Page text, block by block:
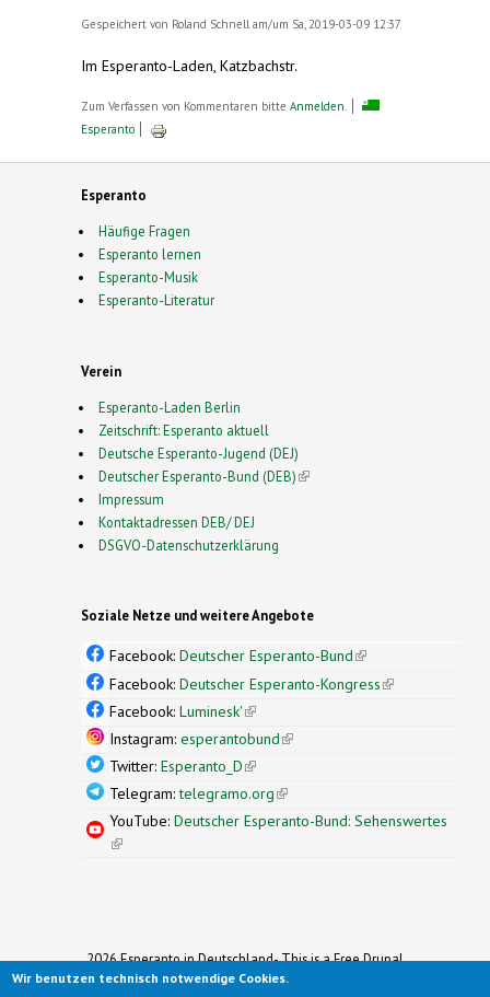
Gespeichert von Roland Schnell am/um Sa, 2019-03-09 12:37
Im Esperanto-Laden, Katzbachstr.
Zum Verfassen von Kommentaren bitte Anmelden.
Esperanto
Esperanto
Häufige Fragen
Esperanto lernen
Esperanto-Musik
Esperanto-Literatur
Verein
Esperanto-Laden Berlin
Zeitschrift: Esperanto aktuell
Deutsche Esperanto-Jugend (DEJ)
Deutscher Esperanto-Bund (DEB)(link is external)
Impressum
Kontaktadressen DEB/ DEJ
DSGVO-Datenschutzerklärung
Soziale Netze und weitere Angebote
Facebook: Deutscher Esperanto-Bund(link is
external)
Facebook: Deutscher Esperanto-Kongress(link is
Facebook: Luminesk'(link is external)
Instagram: esperantobund(link is external)
Twitter: Esperanto_D(link is external)
Telegram:telegramo.org(link is external)
YouTube: Deutscher Esperanto-Bund: Sehenswertes
(link is external)
2026 Esperanto in Deutschland- This is a Free Drupal
Theme
Wir benutzen technisch notwendige Cookies.